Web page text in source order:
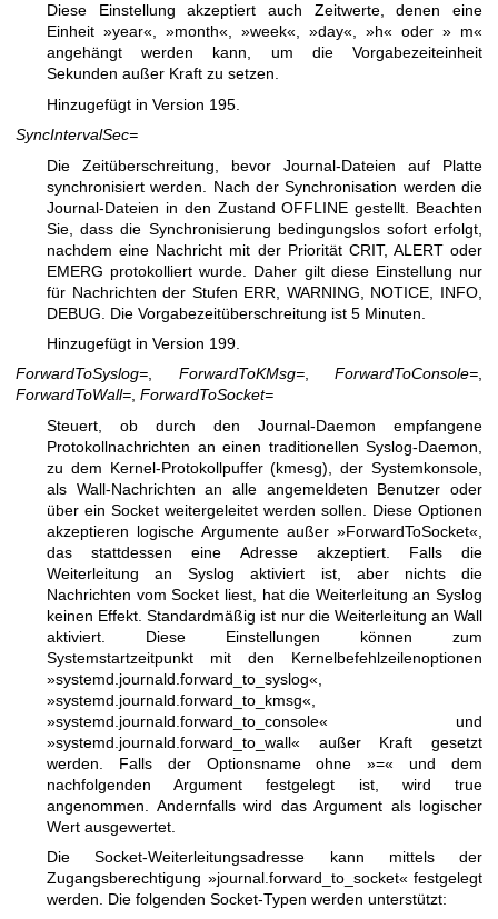
Diese Einstellung akzeptiert auch Zeitwerte, denen eine
Einheit »year«, »month«, »week«, »day«, »h« oder » m«
angehängt werden kann, um die Vorgabezeiteinheit
Sekunden außer Kraft zu setzen.
Hinzugefügt in Version 195.
SyncIntervalSec=
Die Zeitüberschreitung, bevor Journal-Dateien auf Platte
synchronisiert werden. Nach der Synchronisation werden die
Journal-Dateien in den Zustand OFFLINE gestellt. Beachten
Sie, dass die Synchronisierung bedingungslos sofort erfolgt,
nachdem eine Nachricht mit der Priorität CRIT, ALERT oder
EMERG protokolliert wurde. Daher gilt diese Einstellung nur
für Nachrichten der Stufen ERR, WARNING, NOTICE, INFO,
DEBUG. Die Vorgabezeitüberschreitung ist 5 Minuten.
Hinzugefügt in Version 199.
ForwardToSyslog=, ForwardToKMsg=, ForwardToConsole=,
ForwardToWall=, ForwardToSocket=
Steuert, ob durch den Journal-Daemon empfangene
Protokollnachrichten an einen traditionellen Syslog-Daemon,
zu dem Kernel-Protokollpuffer (kmesg), der Systemkonsole,
als Wall-Nachrichten an alle angemeldeten Benutzer oder
über ein Socket weitergeleitet werden sollen. Diese Optionen
akzeptieren logische Argumente außer »ForwardToSocket«,
das stattdessen eine Adresse akzeptiert. Falls die
Weiterleitung an Syslog aktiviert ist, aber nichts die
Nachrichten vom Socket liest, hat die Weiterleitung an Syslog
keinen Effekt. Standardmäßig ist nur die Weiterleitung an Wall
aktiviert. Diese Einstellungen können zum
Systemstartzeitpunkt mit den Kernelbefehlzeilenoptionen
»systemd.journald.forward_to_syslog«,
»systemd.journald.forward_to_kmsg«,
»systemd.journald.forward_to_console« und
»systemd.journald.forward_to_wall« außer Kraft gesetzt
werden. Falls der Optionsname ohne »=« und dem
nachfolgenden Argument festgelegt ist, wird true
angenommen. Andernfalls wird das Argument als logischer
Wert ausgewertet.
Die Socket-Weiterleitungsadresse kann mittels der
Zugangsberechtigung »journal.forward_to_socket« festgelegt
werden. Die folgenden Socket-Typen werden unterstützt: